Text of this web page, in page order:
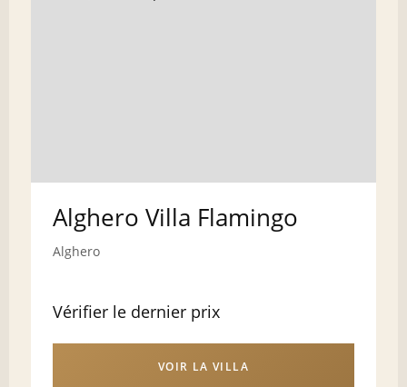
Alghero Villa Flamingo
Alghero
Vérifier le dernier prix
VOIR LA VILLA